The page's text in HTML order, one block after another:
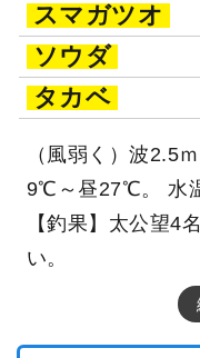
スマガツオ
ソウダ
タカベ
（風弱く）波2.5
9℃～昼27℃。 水
【釣果】太公望4
い。